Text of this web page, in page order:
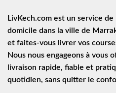
LivKech.com est un service de
domicile dans la ville de
et faites-vous livrer vos
Nous nous engageons à vous
livraison rapide, fiable et
quotidien, sans quitter le